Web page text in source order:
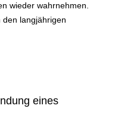
wieder wahrnehmen.
den langjährigen
eines